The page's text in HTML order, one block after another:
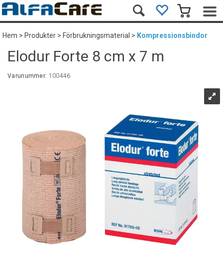
Hem>Produkter>Förbrukningsmaterial > Kompressionsbindor
Elodur Forte 8 cm x 7 m
Varunummer: 100446